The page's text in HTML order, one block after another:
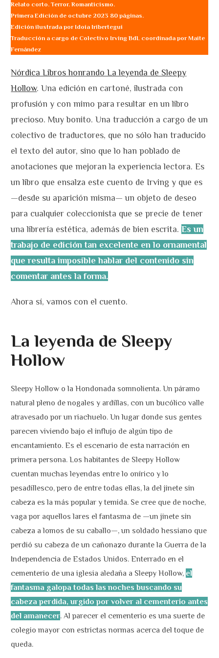
Relato corto. Terror. Romanticismo.
Primera Edición de octubre 2023 80 páginas.
Edición ilustrada por Idoia Iribertegui
Traducción a cargo de Colectivo Irving BdL coordinada por Maite
Fernández
Nórdica Libros honrando La leyenda de Sleepy
Hollow. Una edición en cartoné, ilustrada con
profusión y con mimo para resultar en un libro
precioso. Muy bonito. Una traducción a cargo de un
colectivo de traductores, que no sólo han traducido
el texto del autor, sino que lo han poblado de
anotaciones que mejoran la experiencia lectora. Es
un libro que ensalza este cuento de Irving y que es
—desde su aparición misma— un objeto de deseo
para cualquier coleccionista que se precie de tener
una librería estética, además de bien escrita.Es un
trabajo de edición tan excelente en lo ornamental
que resulta imposible hablar del contenido sin
comentar antes la forma.
Ahora sí, vamos con el cuento.
La leyenda de Sleepy
Hollow
Sleepy Hollow o la Hondonada somnolienta. Un páramo
natural pleno de nogales y ardillas, con un bucólico valle
atravesado por un riachuelo. Un lugar donde sus gentes
parecen viviendo bajo el influjo de algún tipo de
encantamiento. Es el escenario de esta narración en
primera persona. Los habitantes de Sleepy Hollow
cuentan muchas leyendas entre lo onírico y lo
pesadillesco, pero de entre todas ellas, la del jinete sin
cabeza es la más popular y temida. Se cree que de noche,
vaga por aquellos lares el fantasma de —un jinete sin
cabeza a lomos de su caballo—, un soldado hessiano que
perdió su cabeza de un cañonazo durante la Guerra de la
Independencia de Estados Unidos. Enterrado en el
cementerio de una iglesia aledaña a Sleepy Hollow, el
fantasma galopa todas las noches buscando su
cabeza perdida, urgido por volver al cementerio antes
del amanecer. Al parecer el cementerio es una suerte de
colegio mayor con estrictas normas acerca del toque de
queda.